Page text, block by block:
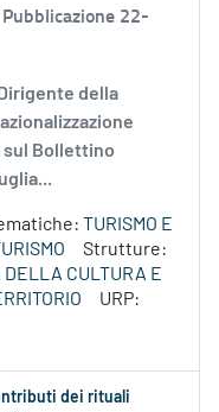
22-
della
sul Bollettino
TURISMO E
Strutture:
DELLA CULTURA E
URP:
dei rituali